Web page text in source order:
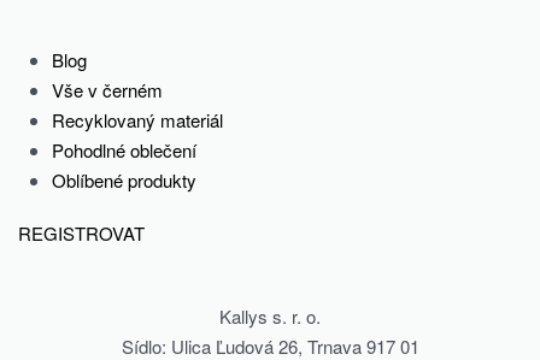
-50% OFF
POWER,
sportovní
19.50€ Select options
Blog
Vše v černém
Recyklovaný materiál
Pohodlné oblečení
Oblíbené produkty
REGISTROVAT
Kallys s. r. o.
Sídlo: Ulica Ľudová 26, Trnava 917 01